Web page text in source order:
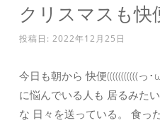
クリスマスも快
投稿日: 2022年12月25日
今日も朝から 快便(((((((((((っ
に悩んでいる人も 居るみた
な 日々を送っている。 食っ